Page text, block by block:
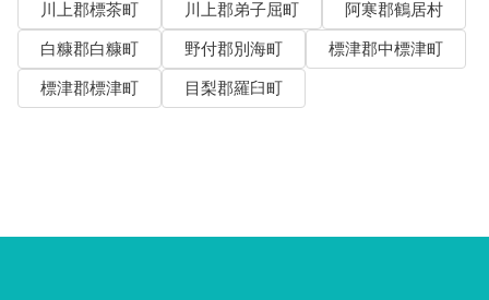
川上郡標茶町
川上郡弟子屈町
阿寒郡鶴居村
白糠郡白糠町
野付郡別海町
標津郡中標津町
標津郡標津町
目梨郡羅臼町